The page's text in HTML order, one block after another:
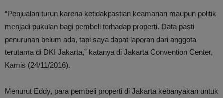
“‎Penjualan turun karena ketidakpastian keamanan maupun politik
menjadi pukulan bagi pembeli terhadap properti. Data pasti
penurunan belum ada, tapi saya dapat laporan dari anggota
terutama di DKI Jakarta,” katanya di Jakarta Convention Center,
Kamis (24/11/2016).
Menurut Eddy, para pembeli properti di Jakarta kebanyakan untuk